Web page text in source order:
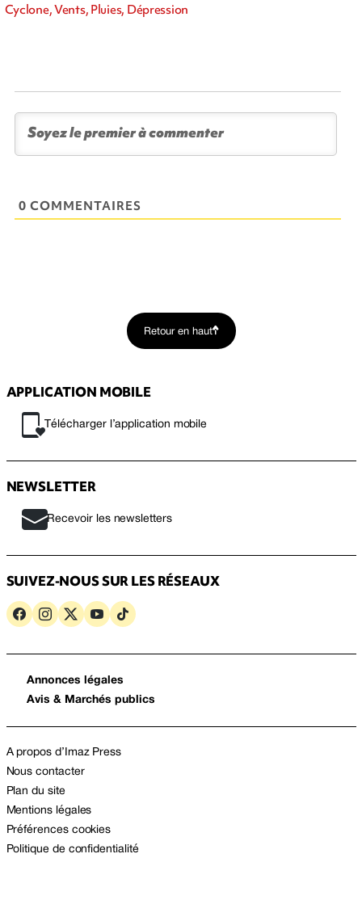
Cyclone, Vents, Pluies, Dépression
0 COMMENTAIRES
Retour en haut
APPLICATION MOBILE
Télécharger l’application mobile
NEWSLETTER
Recevoir les newsletters
SUIVEZ-NOUS SUR LES RÉSEAUX
Annonces légales
Avis & Marchés publics
A propos d’Imaz Press
Nous contacter
Plan du site
Mentions légales
Préférences cookies
Politique de confidentialité